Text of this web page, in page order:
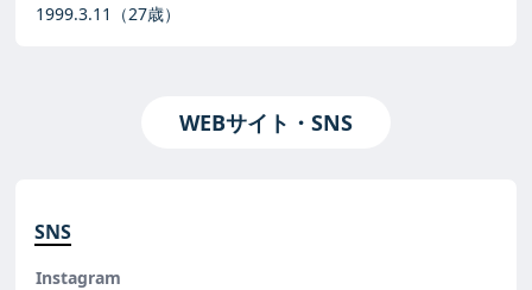
1999.3.11
（27歳）
WEBサイト・SNS
SNS
Instagram